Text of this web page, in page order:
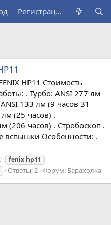
Регистрация
HP11 Стоимость
. Турбо: ANSI 277 лм
133 лм (9 часов 31
(25 часов) .
часов) . Стробоскоп .
вспышки Особенности: .
fenix hp11
Ответы: 2 Форум: Барахолка